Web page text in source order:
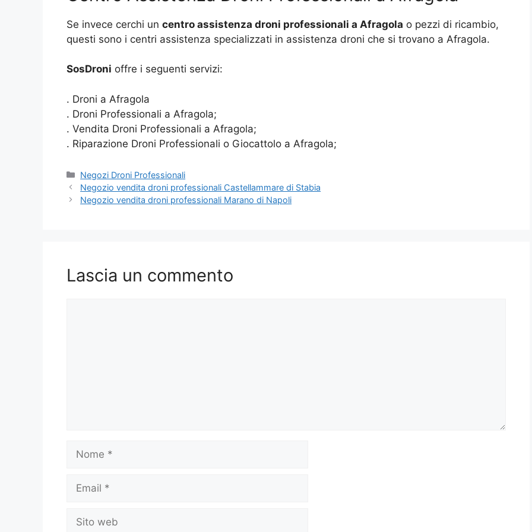
Se invece cerchi un centro assistenza droni professionali a Afragola o pezzi di ricambio,
questi sono i centri assistenza specializzati in assistenza droni che si trovano a Afragola.
SosDroni offre i seguenti servizi:
. Droni a Afragola
. Droni Professionali a Afragola;
. Vendita Droni Professionali a Afragola;
. Riparazione Droni Professionali o Giocattolo a Afragola;
Categorie
Negozi Droni Professionali
Negozio vendita droni professionali Castellammare di Stabia
Negozio vendita droni professionali Marano di Napoli
Lascia un commento
web